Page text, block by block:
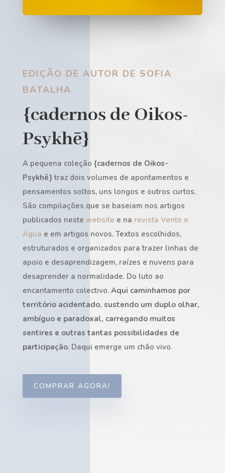
EDIÇÃO DE AUTOR DE SOFIA
BATALHA
{cadernos de Oikos-
Psykhē}
A pequena coleção {cadernos de Oikos-
Psykhē}traz dois volumes de apontamentos e
pensamentos soltos, uns longos e outros curtos.
São compilações que se baseiam nos artigos
publicados neste website e na revista Vento e
Água e em artigos novos. Textos escolhidos,
estruturados e organizados para trazer linhas de
apoio e desaprendizagem, raízes e nuvens para
desaprender a normalidade. Do luto ao
encantamento colectivo. Aqui caminhamos por
território acidentado, sustendo um duplo olhar,
ambíguo e paradoxal, carregando muitos
sentires e outras tantas possibilidades de
participação. Daqui emerge um chão vivo.
COMPRAR AGORA!